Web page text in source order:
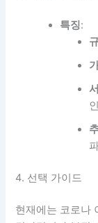
특징:
4. 선택 가이드
현재에는 코로나